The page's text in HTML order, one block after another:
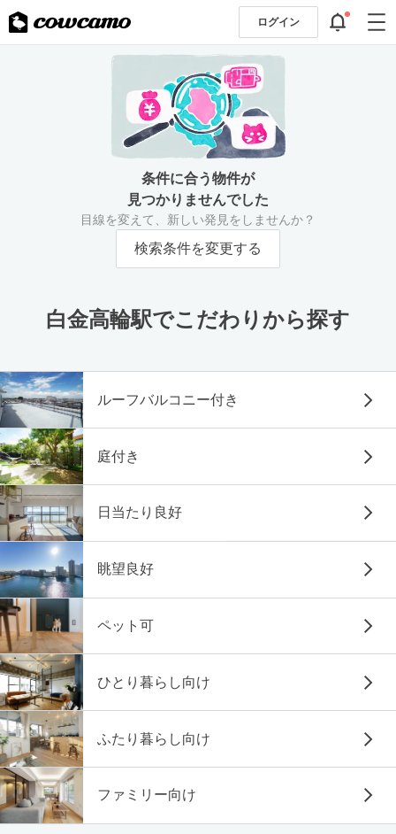
ログイン
条件に合う物件が
見つかりませんでした
目線を変えて、新しい発見をしませんか？
検索条件を変更する
白金高輪駅でこだわりから探す
ルーフバルコニー付き
庭付き
日当たり良好
眺望良好
ペット可
ひとり暮らし向け
ふたり暮らし向け
ファミリー向け